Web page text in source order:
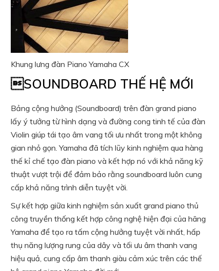
Khung lưng đàn Piano Yamaha CX
SOUNDBOARD THẾ HỆ MỚI
Bảng cộng hưởng (Soundboard) trên đàn grand piano
lấy ý tưởng từ hình dạng và đường cong tinh tế của đàn
Violin giúp tái tạo âm vang tối ưu nhất trong một không
gian nhỏ gọn. Yamaha đã tích lũy kinh nghiệm qua hàng
thế kỉ chế tạo đàn piano và kết hợp nó với khả năng kỹ
thuật vượt trội để đảm bảo rằng soundboard luôn cung
cấp khả năng trình diễn tuyệt vời.
Sự kết hợp giữa kinh nghiệm sản xuất grand piano thủ
công truyền thống kết hợp công nghệ hiện đại của hãng
Yamaha để tạo ra tấm cộng hưởng tuyệt vời nhất, hấp
thụ năng lượng rung của dây và tối ưu âm thanh vang
hiệu quả, cung cấp âm thanh giàu cảm xúc trên các thế